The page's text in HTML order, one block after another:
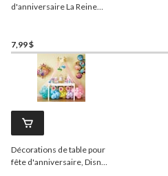
d'anniversaire La Reine
7,99 $
Décorations de table pour
fête d'anniversaire, Disney